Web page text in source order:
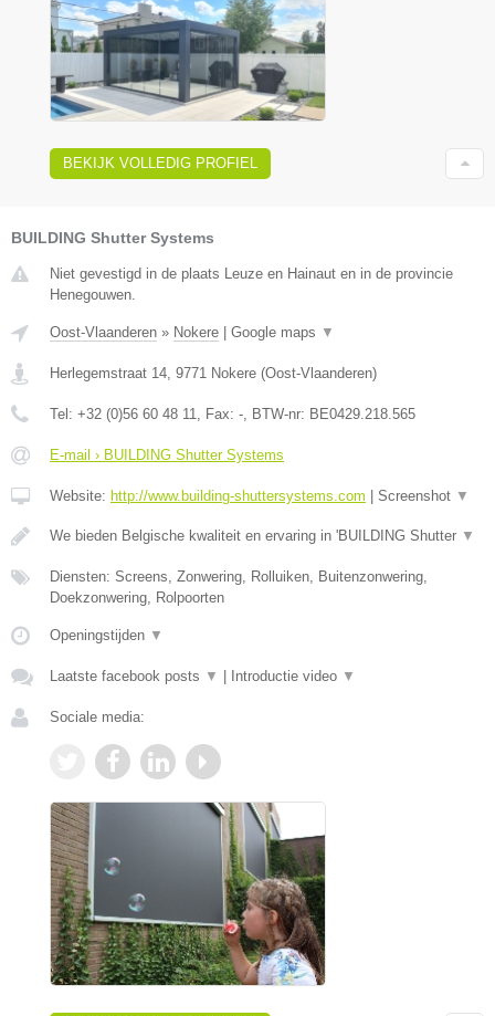
BEKIJK VOLLEDIG PROFIEL
BUILDING Shutter Systems
Niet gevestigd in de plaats Leuze en Hainaut en in de provincie
Henegouwen.
Oost-Vlaanderen » Nokere Google maps ▼
Herlegemstraat 14 9771 Nokere (Oost-Vlaanderen)
Tel: +32 (0)56 60 48 11 , Fax: - , BTW-nr: BE0429.218.565
E-mail › BUILDING Shutter Systems
Website: http://www.building-shuttersystems.com Screenshot ▼
We bieden Belgische kwaliteit en ervaring in 'BUILDING Shutter ▼
Diensten: Screens, Zonwering, Rolluiken, Buitenzonwering,
Doekzonwering, Rolpoorten
Openingstijden ▼
Laatste facebook posts ▼ Introductie video ▼
Sociale media: